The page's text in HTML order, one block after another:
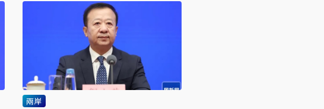
兩岸